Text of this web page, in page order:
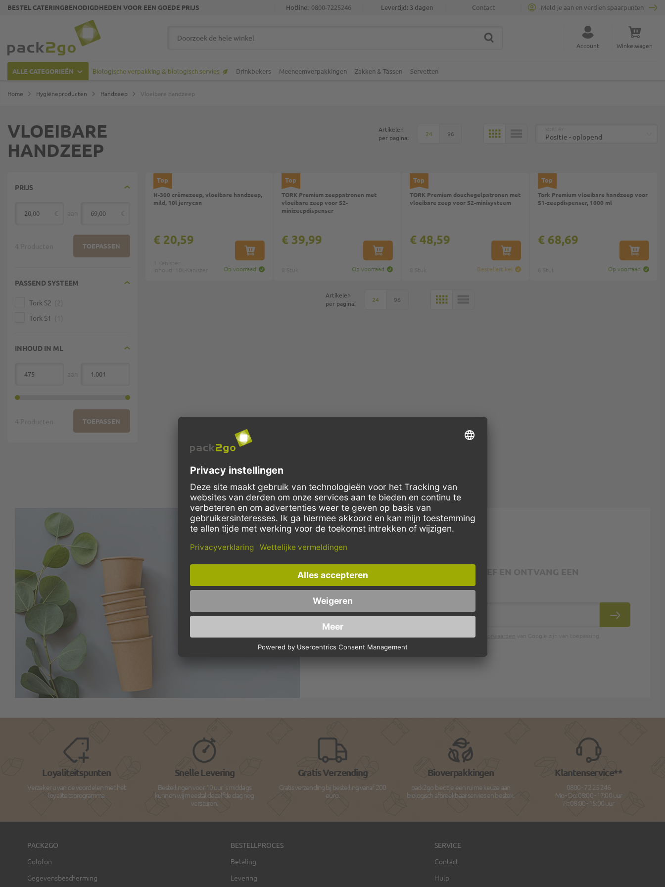
BESTEL CATERINGBENODIGDHEDEN VOOR EEN GOEDE PRIJS Contact
Levertijd: 3 dagen
Hotline: 0800-7225246 Meld je aan en verdien spaarpunten
Sluit zoekopdracht
ZOEK Account Winkelwagen
ALLE CATEGORIEËN Biologische verpakking & biologisch servies Drinkbekers Meeneemverpakkingen Zakken & Tassen Servetten
Home Hygiëneproducten Handzeep Vloeibare handzeep
VLOEIBARE
HANDZEEP
Artikelen
per pagina:
24 96 MOZAÏEK
PRIJS
TOEPASSEN
PASSEND SYSTEEM
Tork S2
Tork S1
INHOUD IN ML
van
TOEPASSEN
Top
H-300 crèmezeep, vloeibare handzeep,
mild, 10l jerrycan
Op voorraad
IN WINKELWAGEN
€ 20,59
Top
TORK Premium zeeppatronen met
vloeibare zeep voor S2-
minizeepdispenser
Op voorraad
IN WINKELWAGEN
€ 39,99
Top
TORK Premium douchegelpatronen met
vloeibare zeep voor S2-minisysteem
Bestellartikel
IN WINKELWAGEN
€ 48,59
Top
Tork Premium vloeibare handzeep voor
S1-zeepdispenser, 1000 ml
Op voorraad
IN
€ 68,69
Artikelen
per pagina:
24 96 MOZAÏEK
SCHRIJF JE IN VOOR ONZE NIEUWSBRIEF EN ONTVANG EEN
WAARDEBON VAN €10
E-mailadres
INSCHRIJVEN
gebruiksvoorwaarden
Bekijk onsprivacybeleidvoor meer informatie.
Loyaliteitspunten
Verzeker u van de voordelen met het
loyaliteitsprogramma
Snelle Levering
Bestellingen voor 10 uur 's middags
kunnen wij meestal dezelfde dag nog
versturen.
Gratis Verzending
Gratis verzending bij bestelling vanaf 200
euro.
Bioverpakkingen
pack2go biedt je een ruime keuze aan
biologisch afbreekbaar servies en bestek.
Klantenservice**
0800 - 72 25 246
Mo - Do: 08:00 - 17:00 uur
Fr: 08:00 - 15:00 uur
PACK2GO
Colofon
Gegevensbescherming
BESTELLPROCES
Betaling
Levering
SERVICE
Contact
Hulp